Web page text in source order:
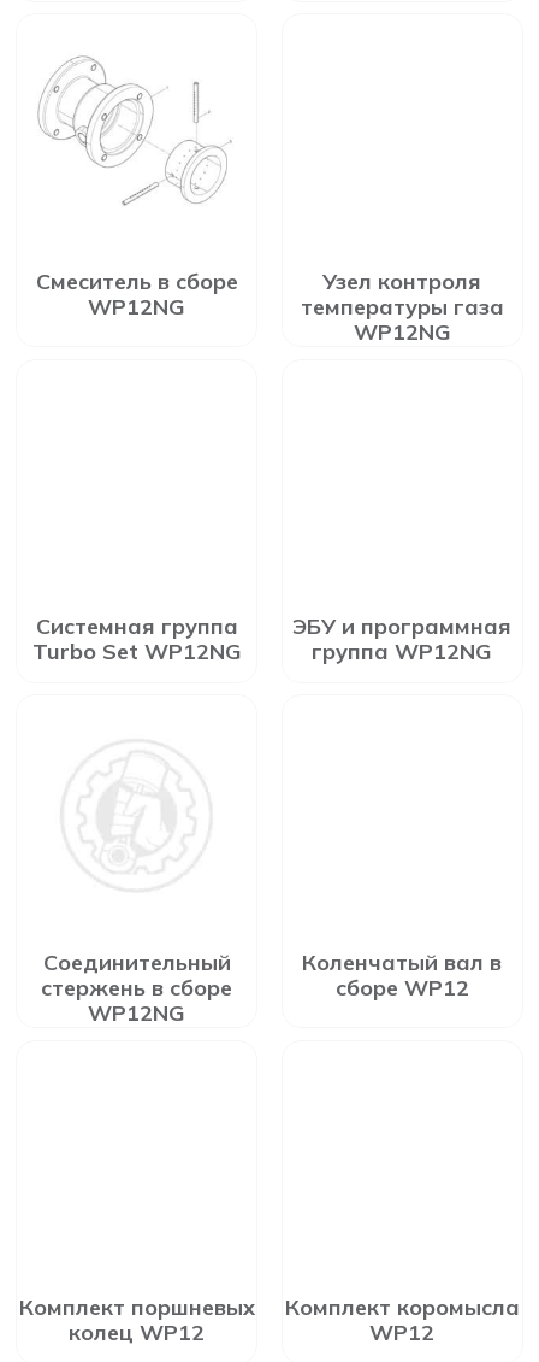
Смеситель в сборе
WP12NG
Узел контроля
температуры газа
WP12NG
Системная группа
Turbo Set WP12NG
ЭБУ и программная
группа WP12NG
Соединительный
стержень в сборе
WP12NG
Коленчатый вал в
сборе WP12
Комплект поршневых
колец WP12
Комплект коромысла
WP12